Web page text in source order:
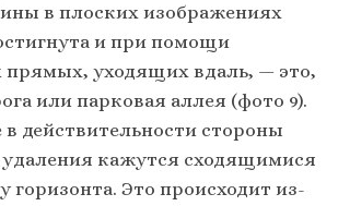
в плоских изображениях
и при помощи
прямых, уходящих вдаль, — это,
или парковая аллея (фото 9).
действительности стороны
удаления кажутся сходящимися
горизонта. Это происходит из-